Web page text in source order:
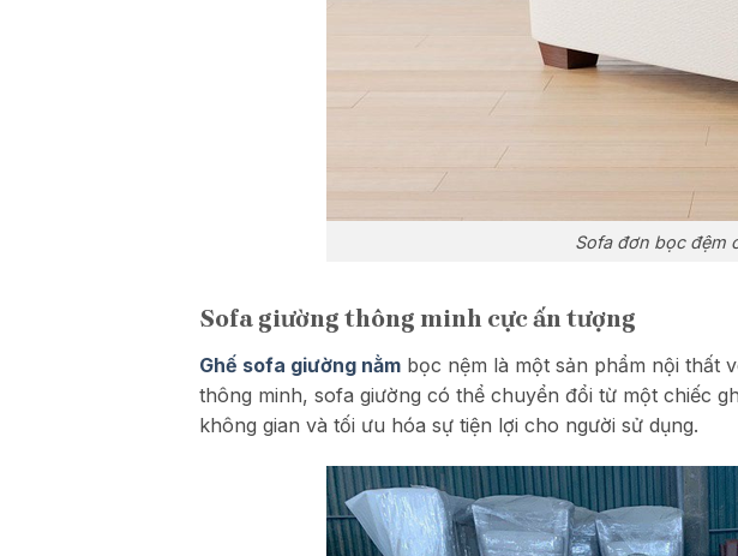
Sofa đơn bọc đệm
Sofa giường thông minh cực ấn tượng
Ghế sofa giường nằm bọc nệm là một sản phẩm nội thất
thông minh, sofa giường có thể chuyển đổi từ một chiếc
không gian và tối ưu hóa sự tiện lợi cho người sử dụng.